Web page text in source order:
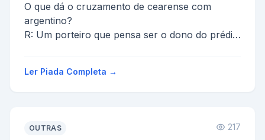
O que dá o cruzamento de cearense com
argentino?
R: Um porteiro que pensa ser o dono do prédio.
Ler Piada Completa →
OUTRAS 217